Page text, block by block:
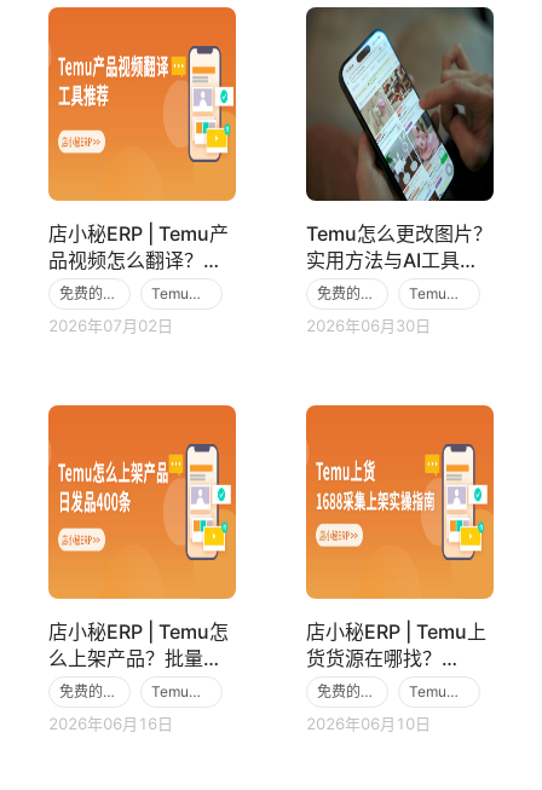
店小秘ERP | Temu产
品视频怎么翻译？好
用便宜的工具推荐！
免费的跨境电商ERP Temu跨境电商平台
TemuERP
2026年07月02日
Temu怎么更改图片？
实用方法与AI工具推
荐
免费的跨境电商ERP Temu跨境电商平台
TemuERP
2026年06月30日
店小秘ERP | Temu怎
么上架产品？批量发
品400+技巧揭秘
免费的跨境电商ERP Temu跨境电商平台
TemuERP
2026年06月16日
店小秘ERP | Temu上
货货源在哪找？
1688采集上架实操
指南
免费的跨境电商ERP Temu跨境电商平台
TemuERP
2026年06月10日